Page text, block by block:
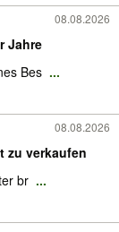
08.08.2026
Jahre
Bes ...
08.08.2026
zu verkaufen
br ...